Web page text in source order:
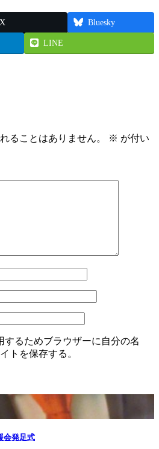
X Bluesky
LINE
ることはありません。 ※ が付い
するためブラウザーに自分の名
トを保存する。
会発足式